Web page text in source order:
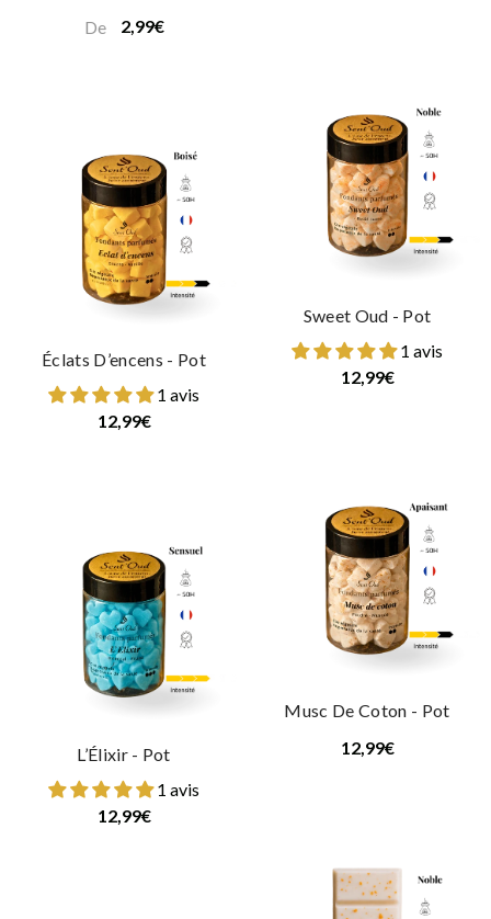
De
2,99€
Sweet Oud - Pot
1 avis
12,99€
Éclats D’encens - Pot
1 avis
12,99€
Musc De Coton - Pot
12,99€
L’Élixir - Pot
1 avis
12,99€